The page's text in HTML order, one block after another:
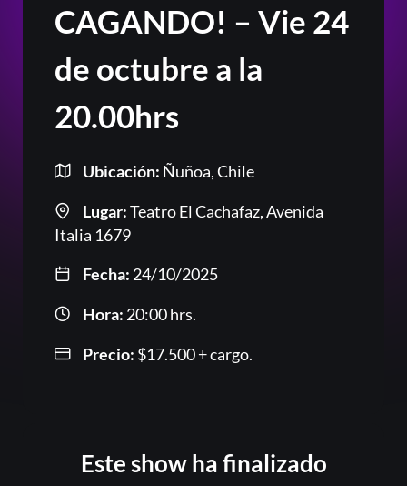
CAGANDO! – Vie 24
de octubre a la
20.00hrs
Ubicación: Ñuñoa, Chile
Lugar:Teatro El Cachafaz, Avenida
Italia 1679
Fecha: 24/10/2025
Hora: 20:00 hrs.
Precio: $17.500+ cargo.
Este show ha finalizado
Or
Registrarse